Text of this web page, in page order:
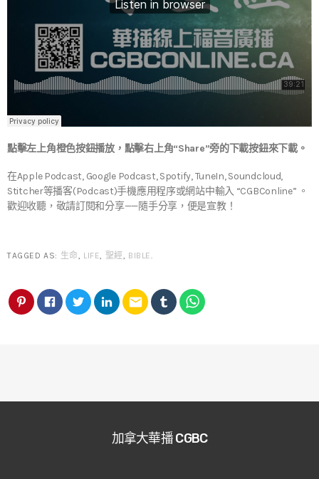
點擊左上角橙色按鈕播放，點擊右上角“Share”旁的下載按鈕來下載。
在Apple Podcast, Google Podcast, Spotify, TuneIn, Soundcloud,
Stitcher等播客(Podcast)手機應用程序或網站中輸入 “CGBConline” 。
歡迎收聽，敬請訂閱和分享——隨手分享，便是宣教！
TAGGED AS: 生命, LIFE, 聖經, BIBLE.
email
加拿大華播 CGBC